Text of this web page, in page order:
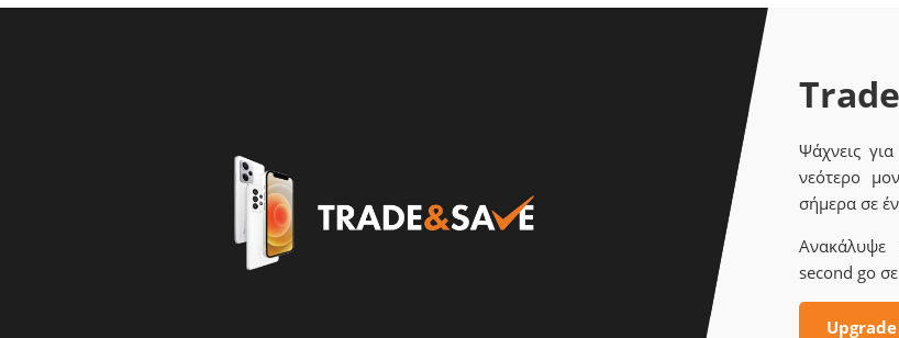
Ψάχνεις
νεότερο
σήμερα σε
Ανακάλυψε
second go